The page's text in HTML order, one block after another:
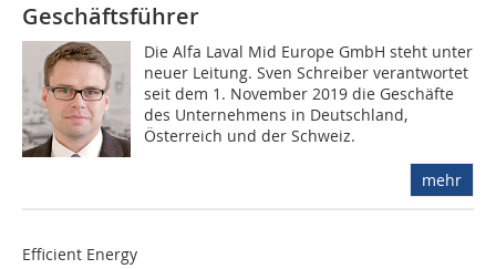
Geschäftsführer
Die Alfa Laval Mid Europe GmbH steht unter
neuer Leitung. Sven Schreiber verantwortet
seit dem 1. November 2019 die Geschäfte
des Unternehmens in Deutschland,
Österreich und der Schweiz.
mehr
Efficient Energy